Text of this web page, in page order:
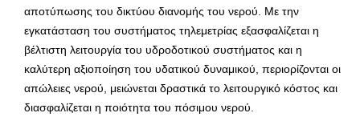
αποτύπωσης του δικτύου διανομής του νερού. Με την
εγκατάσταση του συστήματος τηλεμετρίας εξασφαλίζεται η
βέλτιστη λειτουργία του υδροδοτικού συστήματος και η
καλύτερη αξιοποίηση του υδατικού δυναμικού, περιορίζονται οι
απώλειες νερού, μειώνεται δραστικά το λειτουργικό κόστος και
διασφαλίζεται η ποιότητα του πόσιμου νερού.